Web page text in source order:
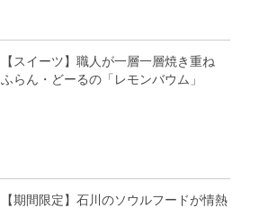
【スイーツ】職人が一層一層焼き重ね
ふらん・どーるの「レモンバウム」
【期間限定】石川のソウルフードが情熱